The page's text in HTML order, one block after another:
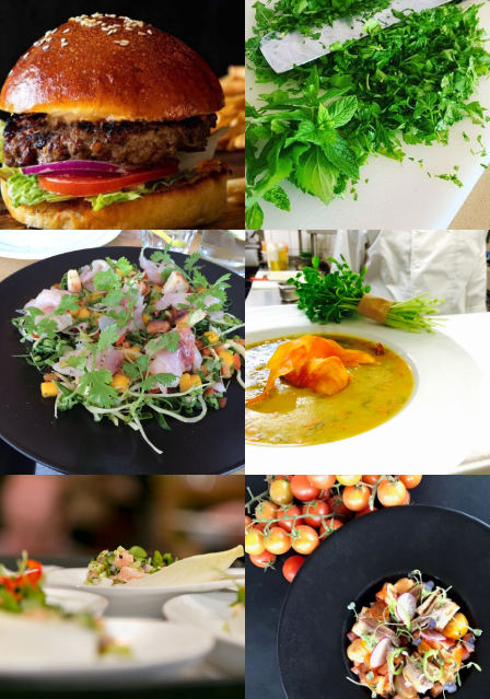
-
+
לפתיחת
התמונה
בגדול
-
+
לפתיחת
התמונה
בגדול
-
+
לפתיחת
התמונה
בגדול
-
+
לפתיחת
התמונה
בגדול
-
+
התמונה
+